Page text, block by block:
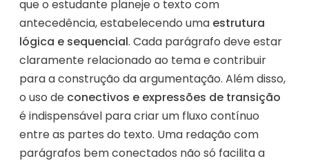
que o estudante planeje o texto com
antecedência, estabelecendo uma estrutura
lógica e sequencial. Cada parágrafo deve estar
claramente relacionado ao tema e contribuir
para a construção da argumentação. Além disso,
o uso de conectivos e expressões de transição
é indispensável para criar um fluxo contínuo
entre as partes do texto. Uma redação com
parágrafos bem conectados não só facilita a